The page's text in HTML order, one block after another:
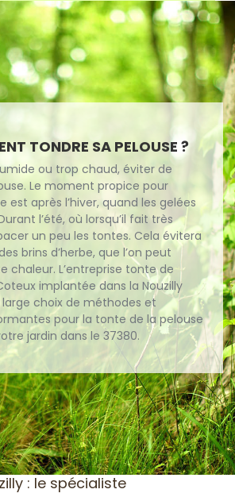
TONDRE SA PELOUSE ?
ou trop chaud, éviter de
Le moment propice pour
est après l’hiver, quand les gelées
l’été, où lorsqu’il fait très
un peu les tontes. Cela évitera
brins d’herbe, que l’on peut
chaleur. L’entreprise tonte de
implantée dans la Nouzilly
choix de méthodes et
pour la tonte de la pelouse
jardin dans le 37380.
: le spécialiste